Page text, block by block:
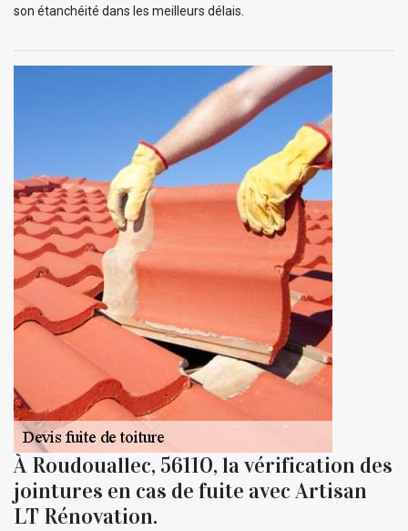
son étanchéité dans les meilleurs délais.
À Roudouallec, 56110, la vérification des
jointures en cas de fuite avec Artisan
LT Rénovation.